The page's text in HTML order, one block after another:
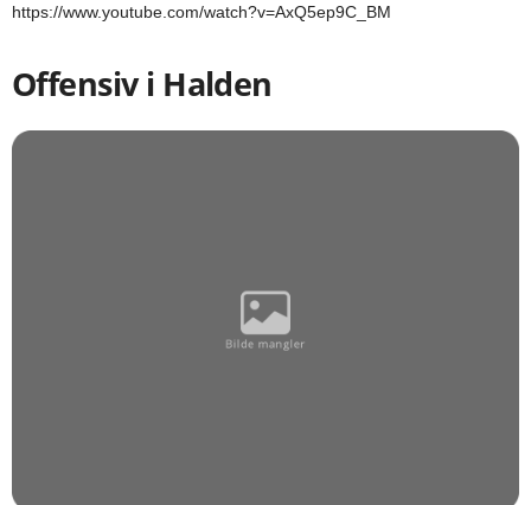
https://www.youtube.com/watch?v=AxQ5ep9C_BM
Offensiv i Halden